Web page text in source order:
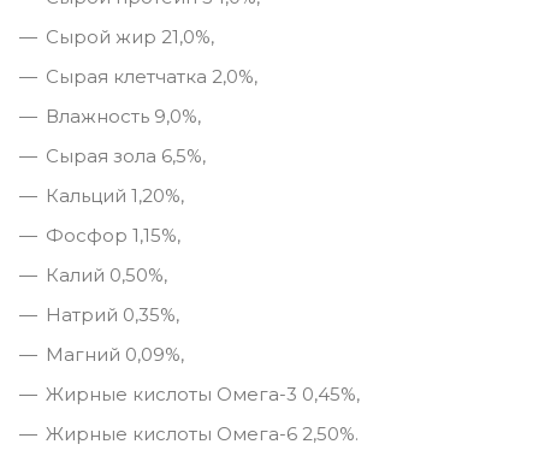
Сырой жир 21,0%,
Сырая клетчатка 2,0%,
Влажность 9,0%,
Сырая зола 6,5%,
Кальций 1,20%,
Фосфор 1,15%,
Калий 0,50%,
Натрий 0,35%,
Магний 0,09%,
Жирные кислоты Омега-3 0,45%,
Жирные кислоты Омега-6 2,50%.